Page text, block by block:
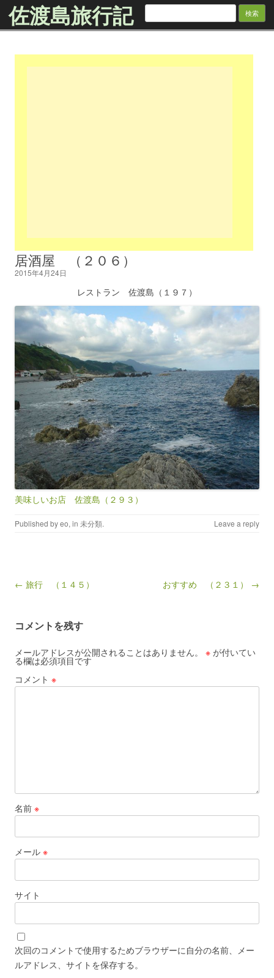
佐渡島旅行記 検
居酒屋 （２０６）
2015年4月24日
レストラン 佐渡島（１９７）
美味しいお店 佐渡島（２９３）
Published byeo, in 未分類. Leave a reply
Post navigation
← 旅行 （１４５） おすすめ （２３１） →
コメントを残す
メールアドレスが公開されることはありません。 ※ が付いてい
る欄は必須項目です
コメント ※
名前 ※
メール ※
サイト
次回のコメントで使用するためブラウザーに自分の名前、メー
ルアドレス、サイトを保存する。